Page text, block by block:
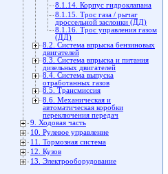
8.1.14. Корпус гидроклапана
8.1.15. Трос газа / рычаг
дроссельной заслонки (ДД)
8.1.16. Трос управления газом
(ДД)
8.2. Система впрыска бензиновых
двигателей
8.3. Система впрыска и питания
дизельных двигателей
8.4. Система выпуска
отработанных газов
8.5. Трансмиссия
8.6. Механическая и
автоматическая коробки
переключения передач
9. Ходовая часть
10. Рулевое управление
11. Тормозная система
12. Кузов
13. Электрооборудование